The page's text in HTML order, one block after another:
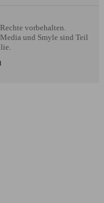
vorbehalten.
und Smyle sind Teil